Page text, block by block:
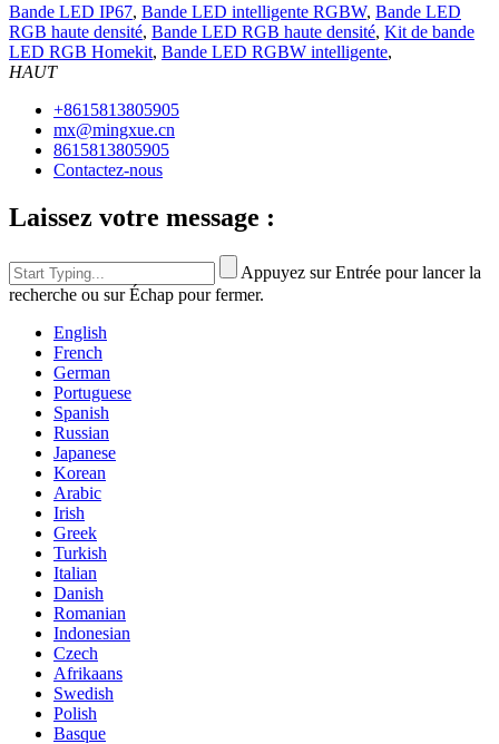
Bande LED IP67, Bande LED intelligente RGBW, Bande LED
RGB haute densité, Bande LED RGB haute densité, Kit de bande
LED RGB Homekit, Bande LED RGBW intelligente,
HAUT
+8615813805905
mx@mingxue.cn
8615813805905
Contactez-nous
Laissez votre message :
Appuyez sur Entrée pour lancer la
recherche ou sur Échap pour fermer.
English
French
German
Portuguese
Spanish
Russian
Japanese
Korean
Arabic
Irish
Greek
Turkish
Italian
Danish
Romanian
Indonesian
Czech
Afrikaans
Swedish
Polish
Basque